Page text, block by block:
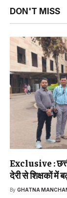
DON'T MISS
Exclusive :
देरी से शिक्षकों में
By GHATNA